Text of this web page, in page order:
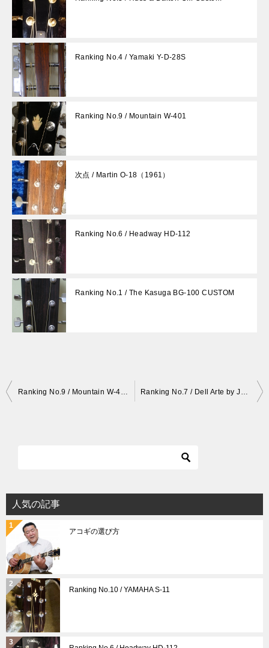
Ranking No.4 / Yamaki Y-D-28S
Ranking No.9 / Mountain W-401
次点 / Martin O-18（1961）
Ranking No.6 / Headway HD-112
Ranking No.1 / The Kasuga BG-100 CUSTOM
投
シ
ョ
ン
Ranking No.9 / Mountain W-401 Ranking No.7 / Dell Arte by John.S.Kinnard OOOtype
人気の記事
アコギの選び方
Ranking No.10 / YAMAHA S-11